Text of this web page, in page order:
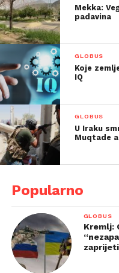
Mekka:
padavina
GLOBUS
Koje
IQ
GLOBUS
U Iraku
Muqtade
Popularno
GLOBUS
Kremlj: